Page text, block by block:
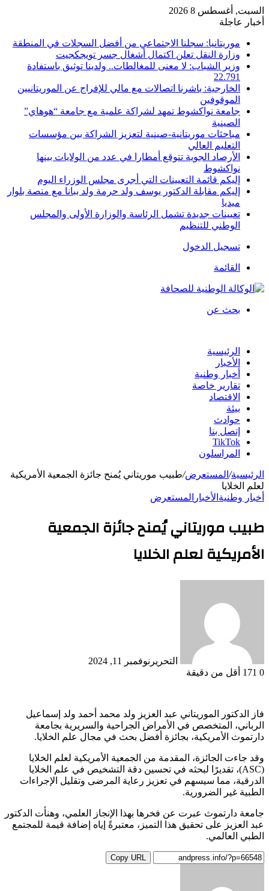
السبت, أغسطس 8 2026
أخبار عاجلة
موريتانيا: سجلنا الاجتماعي من أفضل السجلات في المنطقة
وزارة النقل تعلن اكتمال أشغال جسر تويجكجيت
وزير الشباب: لا معنى للمغالطات.. ولدينا توثيق باستفادة
22.791
الخارجية: باشرنا اتصالات مع مالي للإفراج عن الموريتانيين
الموقوفين
جامعة نواكشوط تمهد لشراكة علمية مع جامعة “هوهاي”
الصينية
مباحثات موريتانية-صينية لتعزيز الشراكة بين مؤسسات
التعليم العالي
الأرصاد الجوية تتوقع أمطارا في عدد من الولايات بينها
نواكشوط
إليكم قائمة التعيينات التي أجرى مجلس الوزراء اليوم
إليكم مقابلة الدكتور يوسف ولد حرمة ولد ببانا مع منصة بلوار
ميديا
تعيينات جديدة تشمل الرئاسة والوزارة الأولى والمجلس
الوطني للتنظيم
تسجيل الدخول
القائمة
بحث عن
الرئيسية
الأخبار
أخبار وطنية
تقارير خاصة
الاقتصاد
بيئة
حوادث
إتصل بنا
TikTok
المراسلون
الرئيسية/ المستعرض/طبيب موريتاني يُمنح جائزة الجمعية الأمريكية
لعلم الخلايا
أخبار وطنية الأخبار المستعرض
طبيب موريتاني يُمنح جائزة الجمعية
الأمريكية لعلم الخلايا
التحرير نوفمبر 11, 2024
0
أقل من دقيقة
فاز الدكتور الموريتاني عبد العزيز ولد محمد أحمد ولد إسماعيل
الرباني، المتخصص في الأمراض الجراحية والسريرية بجامعة
دارتموث الأمريكية، بجائزة أفضل بحث في مجال علم الخلايا.
وقد جاءت الجائزة، المقدمة من الجمعية الأمريكية لعلم الخلايا
(ASC)، تقديرًا لبحثه في تحسين دقة التشخيص في علم الخلايا
الدرقية، مما سيسهم في تعزيز رعاية المرضى وتقليل الإجراءات
الطبية غير الضرورية.
جامعة دارتموث عبرت عن فخرها بهذا الإنجاز العلمي، وهنأت الدكتور
عبد العزيز على تحقيق هذا التميز، معتبرةً إياه إضافة قيمة للمجتمع
الطبي العالمي.
Copy URL